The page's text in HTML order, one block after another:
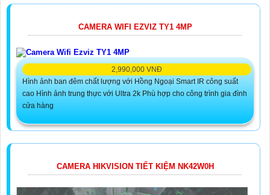
CAMERA WIFI EZVIZ TY1 4MP
2,990,000 VNĐ
Hình ảnh ban đêm chất lượng với Hồng Ngoại Smart IR công suất
cao Hình ảnh trung thực với Ultra 2k Phù hợp cho công trình gia đình
cửa hàng
CAMERA HIKVISION TIẾT KIỆM NK42W0H